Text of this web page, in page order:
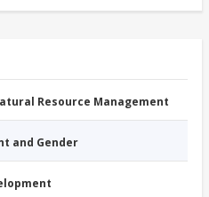
Resource Management
and Gender